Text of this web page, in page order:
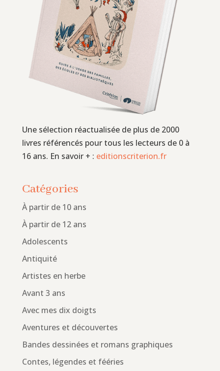
Une sélection réactualisée de plus de 2000
livres référencés pour tous les lecteurs de 0 à
16 ans. En savoir + : editionscriterion.fr
Catégories
À partir de 10 ans
À partir de 12 ans
Adolescents
Antiquité
Artistes en herbe
Avant 3 ans
Avec mes dix doigts
Aventures et découvertes
Bandes dessinées et romans graphiques
Contes, légendes et fééries